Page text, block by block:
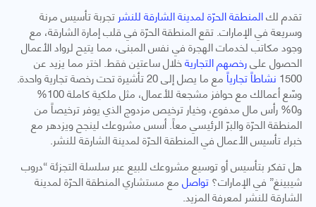
تقدم لكالمنطقة الحرّة لمدينة الشارقة للنشرتجربة تأسيس مرنة
وسريعة في الإمارات. تقع المنطقة الحرّة في قلب إمارة الشارقة، مع
وجود مكاتب لخدمات الهجرة في نفس المبنى، مما يتيح لرواد الأعمال
الحصول علىرخصهم التجاريةخلال ساعتين فقط. اختر مما يزيد عن
1500نشاطاً تجارياً مع ما يصل إلى 20 تأشيرة تحت رخصة تجارية واحدة.
وسّع أعمالك مع حوافز مشجعة للأعمال، مثل ملكية كاملة 100%
و0% رأس مال مدفوع، وخيار ترخيص مزدوج الذي يوفر ترخيصاً من
المنطقة الحرّة والبرّ الرئيسي معاً. أسس مشروعك لينجح ويزدهر مع
خبراء تأسيس الأعمال في المنطقة الحرّة لمدينة الشارقة للنشر.
هل تفكر بتأسيس أو توسيع مشروعك للبيع عبر سلسلة التجزئة “دروب
شيبينغ” في الإمارات؟تواصلمع مستشاري المنطقة الحرّة لمدينة
الشارقة للنشر لمعرفة المزيد.